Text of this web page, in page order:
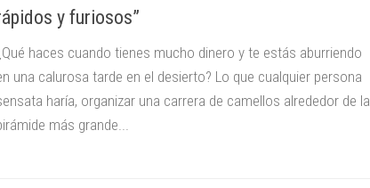
y furiosos”
haces cuando tienes mucho dinero y te estás aburriendo
una calurosa tarde en el desierto? Lo que cualquier persona
haría, organizar una carrera de camellos alrededor de la
más grande...